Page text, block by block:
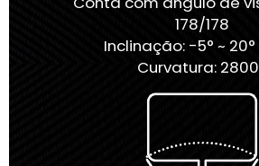
178/178
Inclinação: -5° ~
Curvatura: